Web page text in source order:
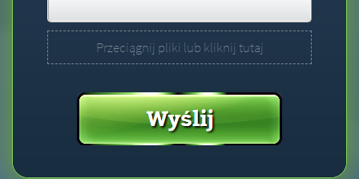
Przeciągnij pliki lub kliknij tutaj